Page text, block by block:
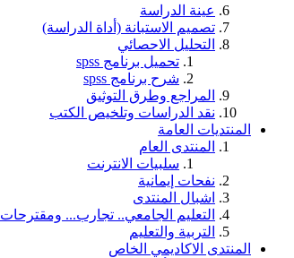
عينة الدراسة
تصميم الاستبانة (أداة الدراسة)
التحليل الاحصائي
تحميل برنامج spss
شرح برنامج spss
المراجع وطرق التوثيق
نقد الدراسات وتلخيص الكتب
المنتديات العامة
المنتدى العام
سلبيات الانترنت
نفحات إيمانية
اشبال المنتدى
التعليم الجامعي.. تجارب... ومقترحات
التربية والتعليم
المنتدى الاكاديمي الخاص